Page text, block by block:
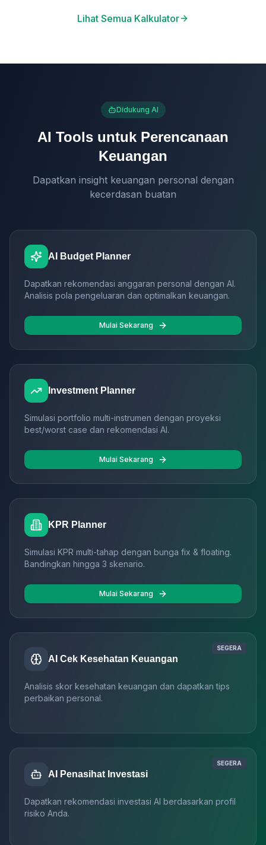
Lihat Semua Kalkulator
Didukung AI
AI Tools untuk Perencanaan
Keuangan
Dapatkan insight keuangan personal dengan
kecerdasan buatan
AI Budget Planner
Dapatkan rekomendasi anggaran personal dengan AI.
Analisis pola pengeluaran dan optimalkan keuangan.
Mulai Sekarang
Investment Planner
Simulasi portfolio multi-instrumen dengan proyeksi
best/worst case dan rekomendasi AI.
Mulai Sekarang
KPR Planner
Simulasi KPR multi-tahap dengan bunga fix & floating.
Bandingkan hingga 3 skenario.
Mulai Sekarang
SEGERA
AI Cek Kesehatan Keuangan
Analisis skor kesehatan keuangan dan dapatkan tips
perbaikan personal.
SEGERA
AI Penasihat Investasi
Dapatkan rekomendasi investasi AI berdasarkan profil
risiko Anda.